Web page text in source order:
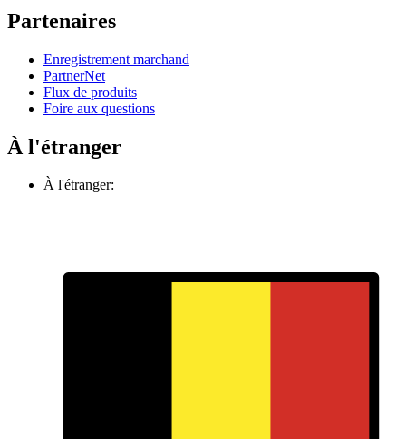
Partenaires
Enregistrement marchand
PartnerNet
Flux de produits
Foire aux questions
À l'étranger
À l'étranger: